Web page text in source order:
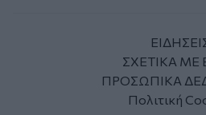
ΣΧΕΤΙΚΑ ΜΕ
ΠΡΟΣΩΠΙΚΑ
Πολιτική